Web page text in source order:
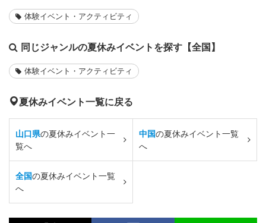
体験イベント・アクティビティ
同じジャンルの夏休みイベントを探す【全国】
体験イベント・アクティビティ
夏休みイベント一覧に戻る
山口県の夏休みイベント一
覧へ
中国の夏休みイベント一覧
へ
全国の夏休みイベント一覧
へ